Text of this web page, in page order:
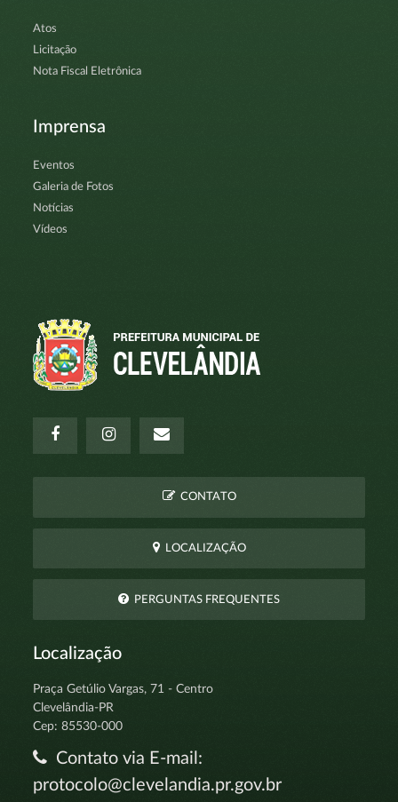
Atos
Licitação
Nota Fiscal Eletrônica
Imprensa
Eventos
Galeria de Fotos
Notícias
Vídeos
CONTATO
LOCALIZAÇÃO
PERGUNTAS FREQUENTES
Localização
Praça Getúlio Vargas, 71 - Centro
Clevelândia-PR
Cep: 85530-000
Contato via E-mail:
protocolo@clevelandia.pr.gov.br